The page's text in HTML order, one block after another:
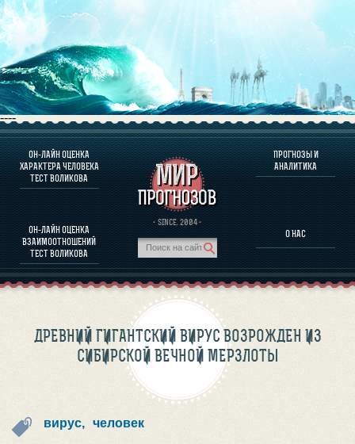
----
ОН-ЛАЙН ОЦЕНКА
ХАРАКТЕРА ЧЕЛОВЕКА
ТЕСТ ВОЛИКОВА
ОН-ЛАЙН ОЦЕНКА
ВЗАИМООТНОШЕНИЙ
ТЕСТ ВОЛИКОВА
· SINCE. 2004 ·
ПРОГНОЗЫ И
АНАЛИТИКА
О НАС
О ПРОГРАММЕ
ОЦЕНКА ХАРАКТЕРA ЧЕЛОВЕКА
ОЦЕНКА ХАРАКТЕРА ВЫДАЮЩИХСЯ ЛИЧНОСТЕЙ
О ПРОГРАММЕ
ПРОГНОЗЫ И АНАЛИТИКА
ДРЕВНИЙ ГИГАНТСКИЙ ВИРУС ВОЗРОЖДЕН ИЗ
СИБИРСКОЙ ВЕЧНОЙ МЕРЗЛОТЫ
вирус, человек